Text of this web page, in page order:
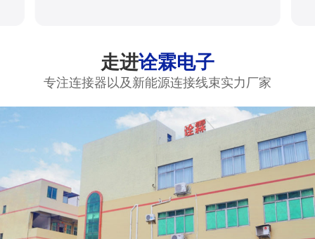
走进诠霖电子
专注连接器以及新能源连接线束实力厂家